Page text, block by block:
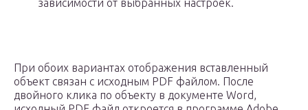
зависимости от выбранных настроек.
При обоих вариантах отображения вставленный
объект связан с исходным PDF файлом. После
двойного клика по объекту в документе Word,